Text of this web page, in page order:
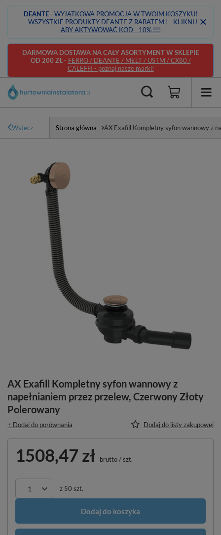
DEANTE- WYJĄTKOWA PROMOCJA W TWOIM KOSZYKU!
- WSZYSTKIE PRODUKTY DEANTE Z RABATEM ! - KLIKNIJ
ABY AKTYWOWAĆ KOD - 10% !!!!
DARMOWA DOSTAWA NA CAŁY ASORTYMENT W SKLEPIE
OD 200 ZŁ- FERRO / DEANTE / MELT / USTM / CX80 /
CALEFFI - poznaj nasze marki!
Wstecz Strona główna AX Exafill Kompletny syfon wannowy z
AX Exafill Kompletny syfon wannowy z
napełnianiem przez przelew, Czerwony Złoty
Polerowany
+ Dodaj do porównania Dodaj do listy zakupowej
1508,47 zł brutto/szt.
z 50 szt.
Dodaj do koszyka